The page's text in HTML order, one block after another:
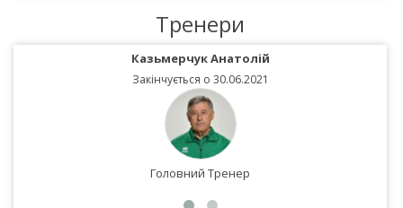
Тренери
Казьмерчук Анатолій
Закінчується о 30.06.2021
Головний Тренер